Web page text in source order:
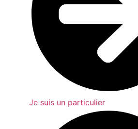
Je suis un particulier